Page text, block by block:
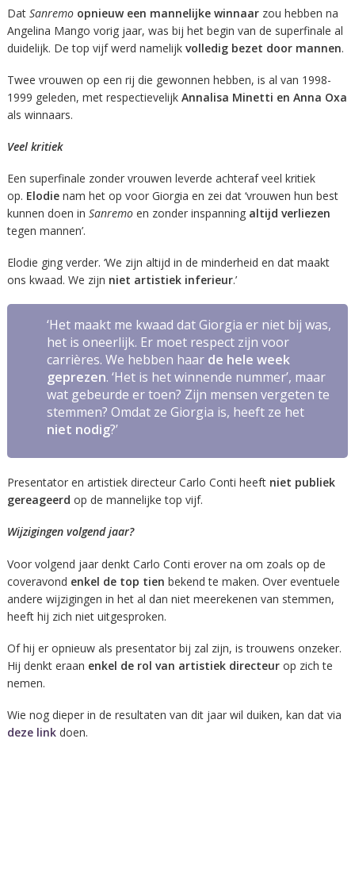
Dat Sanremo opnieuw een mannelijke winnaarzou hebben na
Angelina Mango vorig jaar, was bij het begin van de superfinale al
duidelijk. De top vijf werd namelijk volledig bezet door mannen.
Twee vrouwen op een rij die gewonnen hebben, is al van 1998-
1999 geleden, met respectievelijk Annalisa Minetti en Anna Oxa
als winnaars.
Veel kritiek
Een superfinale zonder vrouwen leverde achteraf veel kritiek
op. Elodienam het op voor Giorgia en zei dat ‘vrouwen hun best
kunnen doen in Sanremoen zonder inspanning altijd verliezen
tegen mannen’.
Elodie ging verder. ‘We zijn altijd in de minderheid en dat maakt
ons kwaad. We zijn niet artistiek inferieur.’
‘Het maakt me kwaad dat Giorgia er niet bij was,
het is oneerlijk. Er moet respect zijn voor
carrières. We hebben haar de hele week
geprezen. ‘Het is het winnende nummer’, maar
wat gebeurde er toen? Zijn mensen vergeten te
stemmen? Omdat ze Giorgia is, heeft ze het
niet nodig?’
Presentator en artistiek directeur Carlo Conti heeft niet publiek
gereageerd op de mannelijke top vijf.
Wijzigingen volgend jaar?
Voor volgend jaar denkt Carlo Conti erover na om zoals op de
coveravond enkel de top tien bekend te maken. Over eventuele
andere wijzigingen in het al dan niet meerekenen van stemmen,
heeft hij zich niet uitgesproken.
Of hij er opnieuw als presentator bij zal zijn, is trouwens onzeker.
Hij denkt eraan enkel de rol van artistiek directeurop zich te
nemen.
Wie nog dieper in de resultaten van dit jaar wil duiken, kan dat via
deze linkdoen.